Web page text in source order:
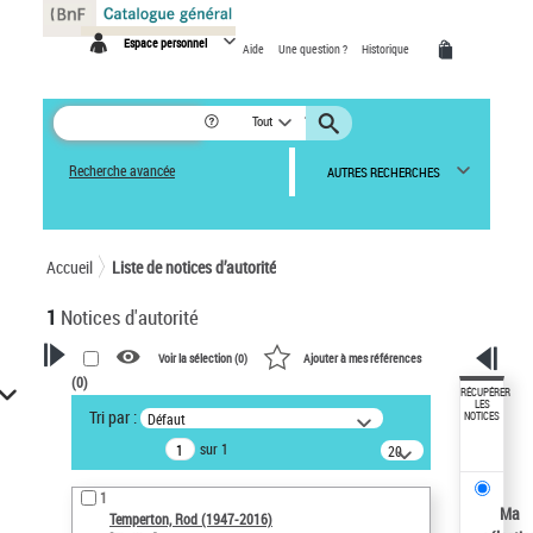
Espace personnel Aide Une question ? Historique
Tout
Recherche avancée AUTRES RECHERCHES
Accueil Liste de notices d’autorité
1 Notices d'autorité
VOTRE RECHERCHE
Recherche avancée dans les
notices d’autorité
Œuvres liées à l'auteur :
Temperton, Rod (1947-2016)
Voir la sélection (0) Ajouter à mes références
(0)
Tri par : Défaut
sur 1
20
résultats/page
1
Temperton, Rod (1947-2016)
RÉCUPÉRER
LES
NOTICES
Ma
Panneau de gestion des cookies